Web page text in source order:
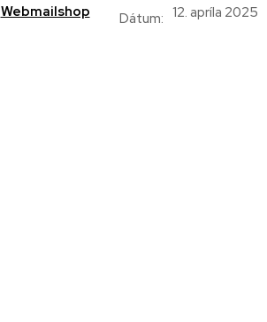
Webmailshop Dátum: 12. apríla 2025